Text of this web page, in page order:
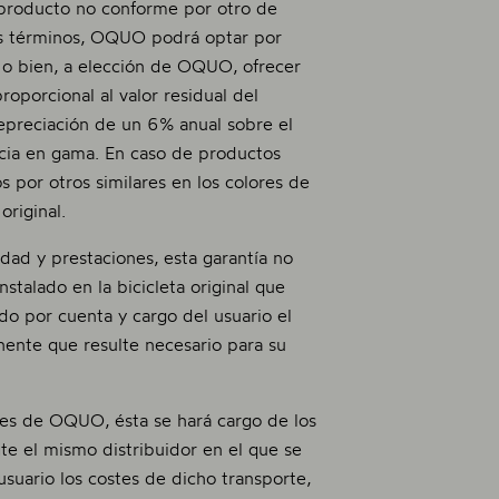
no conforme por otro de
términos, OQUO podrá optar por
bien, a elección de OQUO, ofrecer
al valor residual del
de un 6% anual sobre el
en gama. En caso de productos
por otros similares en los colores de
y prestaciones, esta garantía no
en la bicicleta original que
por cuenta y cargo del usuario el
que resulte necesario para su
de OQUO, ésta se hará cargo de los
el mismo distribuidor en el que se
los costes de dicho transporte,